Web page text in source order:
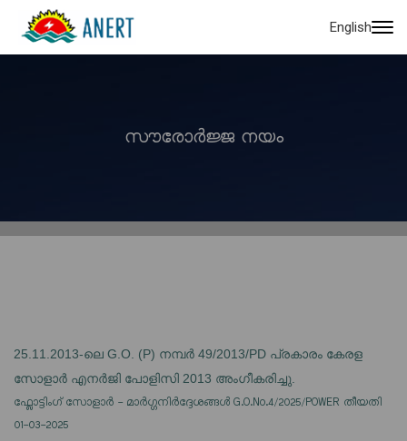
English
സൗരോർജ്ജ നയം
25.11.2013-ലെ G.O. (P) നമ്പർ 49/2013/PD പ്രകാരം കേരള
സോളാർ എനർജി പോളിസി 2013 അംഗീകരിച്ചു.
ഫ്ലോട്ടിംഗ് സോളാർ - മാർഗ്ഗനിർദ്ദേശങ്ങൾ G.O.No.4/2025/POWER തീയതി
01-03-2025